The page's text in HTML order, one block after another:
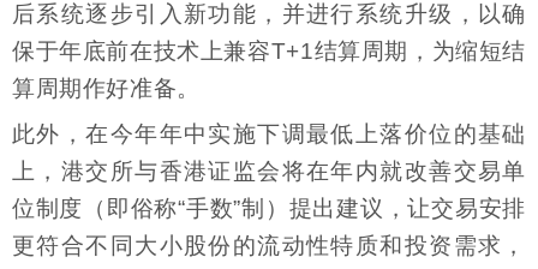
后系统逐步引入新功能，并进行系统升级，以确
保于年底前在技术上兼容T+1结算周期，为缩短结
算周期作好准备。
此外，在今年年中实施下调最低上落价位的基础
上，港交所与香港证监会将在年内就改善交易单
位制度（即俗称“手数”制）提出建议，让交易安排
更符合不同大小股份的流动性特质和投资需求，